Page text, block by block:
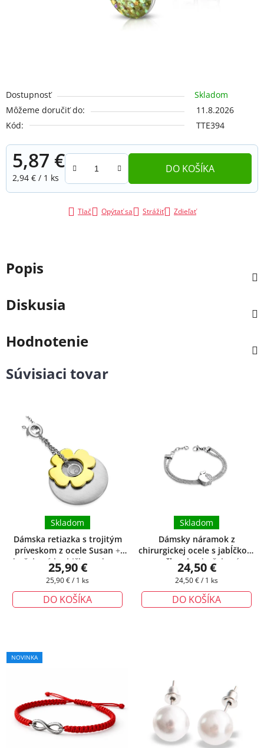
Dostupnosť
Skladom
Môžeme doručiť do:
11.8.2026
Kód:
TTE394
5,87 €
Jednotková cena:
2,94 € / 1 ks
DO KOŠÍKA
Tlač Opýtať sa Strážiť Zdieľať
Popis
Diskusia
Hodnotenie
Súvisiaci tovar
Dámska retiazka s trojitým
príveskom z ocele Susan +
darčeková krabička zadarmo
Skladom
25,90 €
Jednotková
25,90 € / 1 ks
DO KOŠÍKA
Dámsky náramok z
chirurgickej ocele s jabĺčkom
s očkami + darčeková
krabička zadarmo
Skladom
24,50 €
Jednotková
24,50 € / 1 ks
DO KOŠÍKA
5,0
5
NOVINKA